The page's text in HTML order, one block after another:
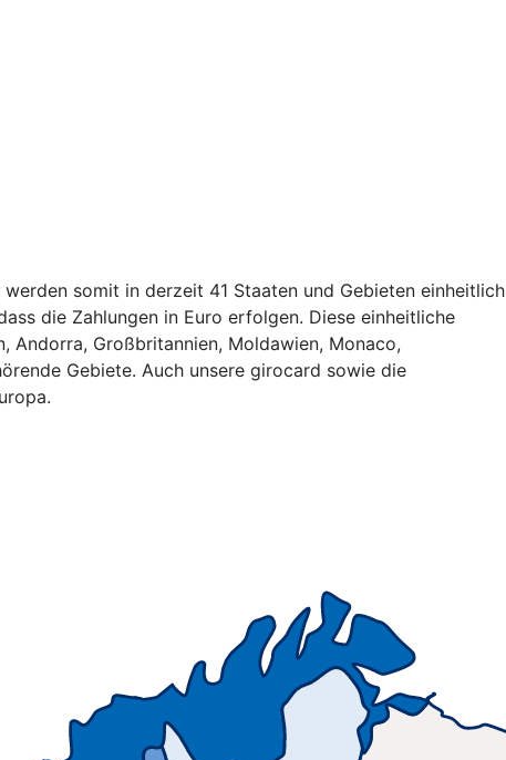
somit in derzeit 41 Staaten und Gebieten einheitlich
die Zahlungen in Euro erfolgen. Diese einheitliche
Andorra, Großbritannien, Moldawien, Monaco,
Gebiete. Auch unsere girocard sowie die